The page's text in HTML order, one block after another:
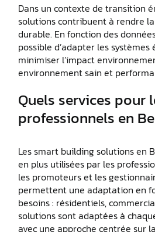
Dans un contexte de transition
solutions contribuent à rendre
durable. En fonction des
possible d’adapter les
minimiser l’impact
environnement sain et
Quels services pour
professionnels en
Les smart building solutions en
en plus utilisées par les
les promoteurs et les
permettent une adaptation en
besoins : résidentiels,
solutions sont adaptées à
avec une approche centrée sur